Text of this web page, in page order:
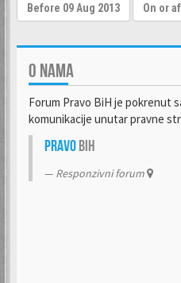
O NAMA
Forum Pravo BiH je pokrenut
komunikacije unutar pravne
PravoBiH
Responzivni forum